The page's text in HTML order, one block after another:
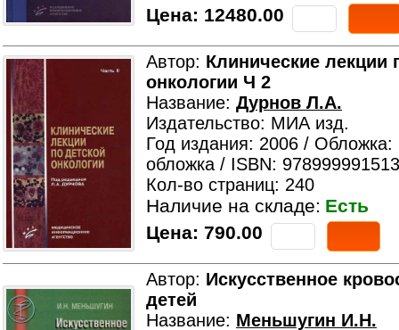
Цена: 12480.00
Автор: Клинические лекции
онкологии Ч 2
Название: Дурнов Л.А.
Издательство: МИА изд.
Год издания: 2006 / Обложка:
обложка / ISBN:
Кол-во страниц: 240
Наличие на складе: Есть
Цена: 790.00
Автор: Искусственное
детей
Название: Меньшугин И.Н.